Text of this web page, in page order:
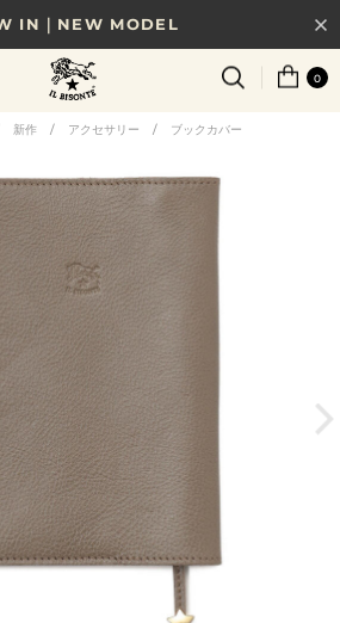
IN｜NEW MODEL
｜税込11,000円以上で送料無料
から選べる、新しいギフトガイド
0
新作 / アクセサリー / ブックカバー